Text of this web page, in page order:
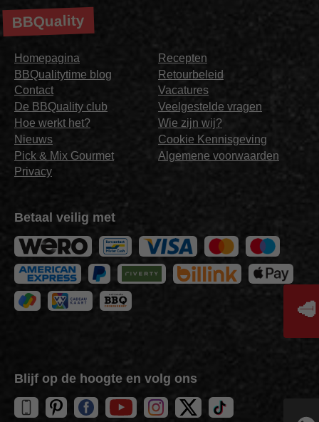
BBQuality
Homepagina
BBQualitytime blog
Contact
De BBQuality club
Hoe werkt het?
Nieuws
Pick & Mix Gourmet
Privacy
Recepten
Retourbeleid
Vacatures
Veelgestelde vragen
Wie zijn wij?
Cookie Kennisgeving
Algemene voorwaarden
Betaal veilig met
Blijf op de hoogte en volg ons
🥩